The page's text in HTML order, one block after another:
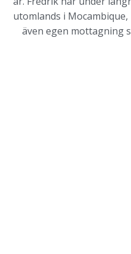
utomlands i
även egen mottagning